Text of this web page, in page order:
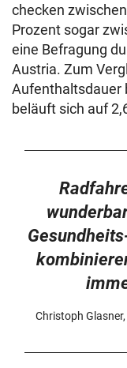
checken
Prozent sogar
eine Befragung
Austria. Zum
Aufenthaltsdauer
beläuft sich auf
Christoph